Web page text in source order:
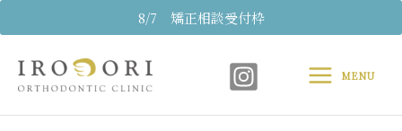
8/7 矯正相談受付枠
容
MenuMENU